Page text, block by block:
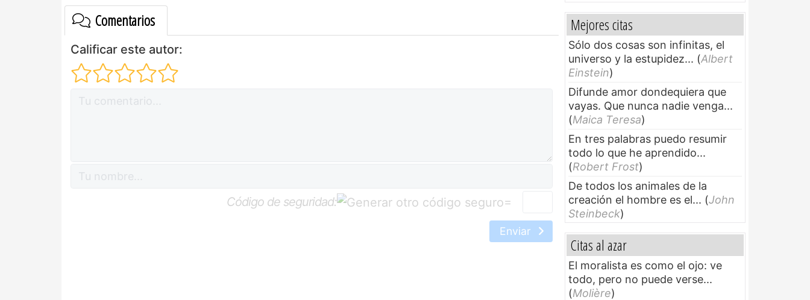
Comentarios
Calificar este autor:
Código de seguridad: =
Enviar
Mejores citas
Sólo dos cosas son infinitas, el
universo y la estupidez... (Albert
Einstein)
Difunde amor dondequiera que
vayas. Que nunca nadie venga...
(Maica Teresa)
En tres palabras puedo resumir
todo lo que he aprendido...
(Robert Frost)
De todos los animales de la
creación el hombre es el... (John
Steinbeck)
Citas al azar
El moralista es como el ojo: ve
todo, pero no puede verse...
(Molière)